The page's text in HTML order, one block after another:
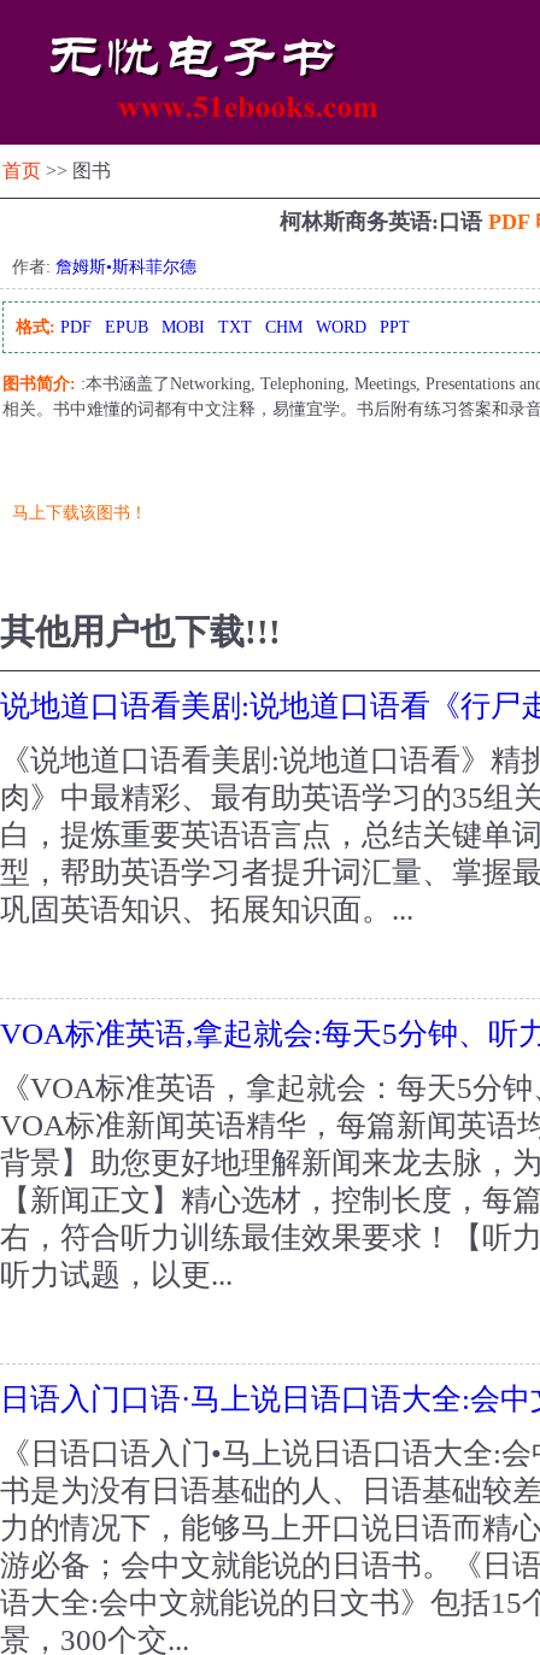
首页 >> 图书
柯林斯商务英语:口语 PDF
作者: 詹姆斯•斯科菲尔德
格式: PDF EPUB MOBI TXT CHM WORD PPT
图书简介: :本书涵盖了Networking, Telephoning, Meetings, Presentations
相关。书中难懂的词都有中文注释，易懂宜学。书后附有练习答案和录
马上下载该图书！
其他用户也下载!!!
说地道口语看美剧:说地道口语看《行尸
《说地道口语看美剧:说地道口语看》
肉》中最精彩、最有助英语学习的35组
白，提炼重要英语语言点，总结关键单
型，帮助英语学习者提升词汇量、掌握
巩固英语知识、拓展知识面。...
VOA标准英语,拿起就会:每天5分钟、听
《VOA标准英语，拿起就会：每天5分
VOA标准新闻英语精华，每篇新闻英语
背景】助您更好地理解新闻来龙去脉，
【新闻正文】精心选材，控制长度，每
右，符合听力训练最佳效果要求！【听
听力试题，以更...
日语入门口语·马上说日语口语大全:会
《日语口语入门•马上说日语口语大全:
书是为没有日语基础的人、日语基础较
力的情况下，能够马上开口说日语而精
游必备；会中文就能说的日语书。《日
语大全:会中文就能说的日文书》包括15
景，300个交...